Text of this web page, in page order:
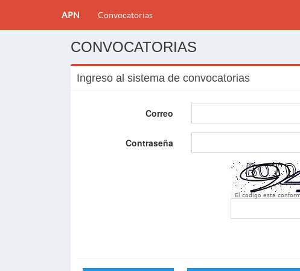
APN Convocatorias
CONVOCATORIAS
Ingreso al sistema de convocatorias
Correo
Contraseña
El codigo esta